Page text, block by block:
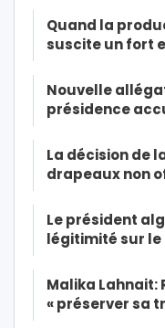
Quand la
suscite un fort
Nouvelle
présidence
La décision de
drapeaux non
Le président
légitimité sur le
Malika Lahnait:
« préserver sa